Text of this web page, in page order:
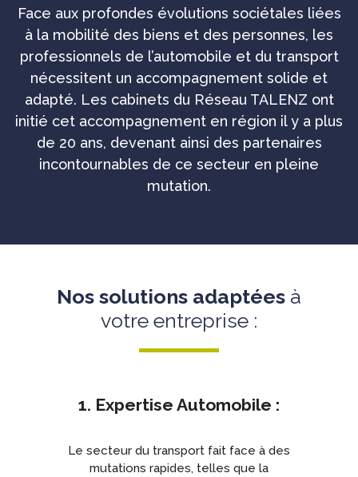
Face aux profondes évolutions sociétales liées
à la mobilité des biens et des personnes, les
professionnels de l’automobile et du transport
nécessitent un accompagnement solide et
adapté. Les cabinets du Réseau TALENZ ont
initié cet accompagnement en région il y a plus
de 20 ans, devenant ainsi des partenaires
incontournables de ce secteur en pleine
mutation.
Nos solutions adaptées à
votre entreprise :
1. Expertise Automobile :
Le secteur du transport fait face à des
mutations rapides, telles que la